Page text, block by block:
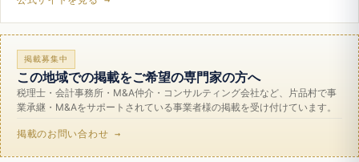
掲載募集中
この地域での掲載をご希望の専門家の方へ
税理士・会計事務所・M&A仲介・コンサルティング会社など、片品村で事
業承継・M&Aをサポートされている事業者様の掲載を受け付けています。
掲載のお問い合わせ →